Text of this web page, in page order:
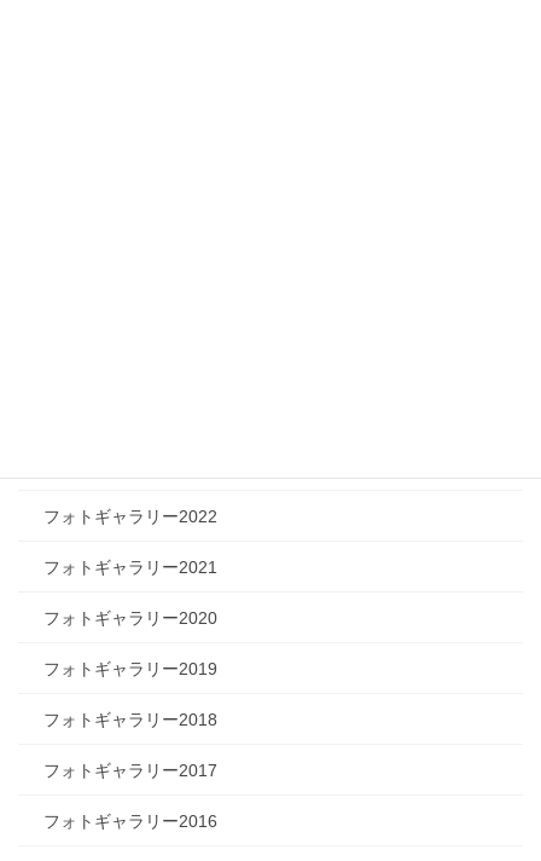
フォトギャラリー2022
フォトギャラリー2021
フォトギャラリー2020
フォトギャラリー2019
フォトギャラリー2018
フォトギャラリー2017
フォトギャラリー2016